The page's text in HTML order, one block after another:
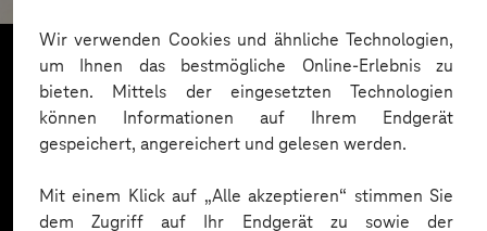
Wir verwenden Cookies und ähnliche Technologien,
um Ihnen das bestmögliche Online-Erlebnis zu
bieten. Mittels der eingesetzten Technologien
können Informationen auf Ihrem Endgerät
gespeichert, angereichert und gelesen werden.
Mit einem Klick auf „Alle akzeptieren“ stimmen Sie
dem Zugriff auf Ihr Endgerät zu sowie der
Mehr laden